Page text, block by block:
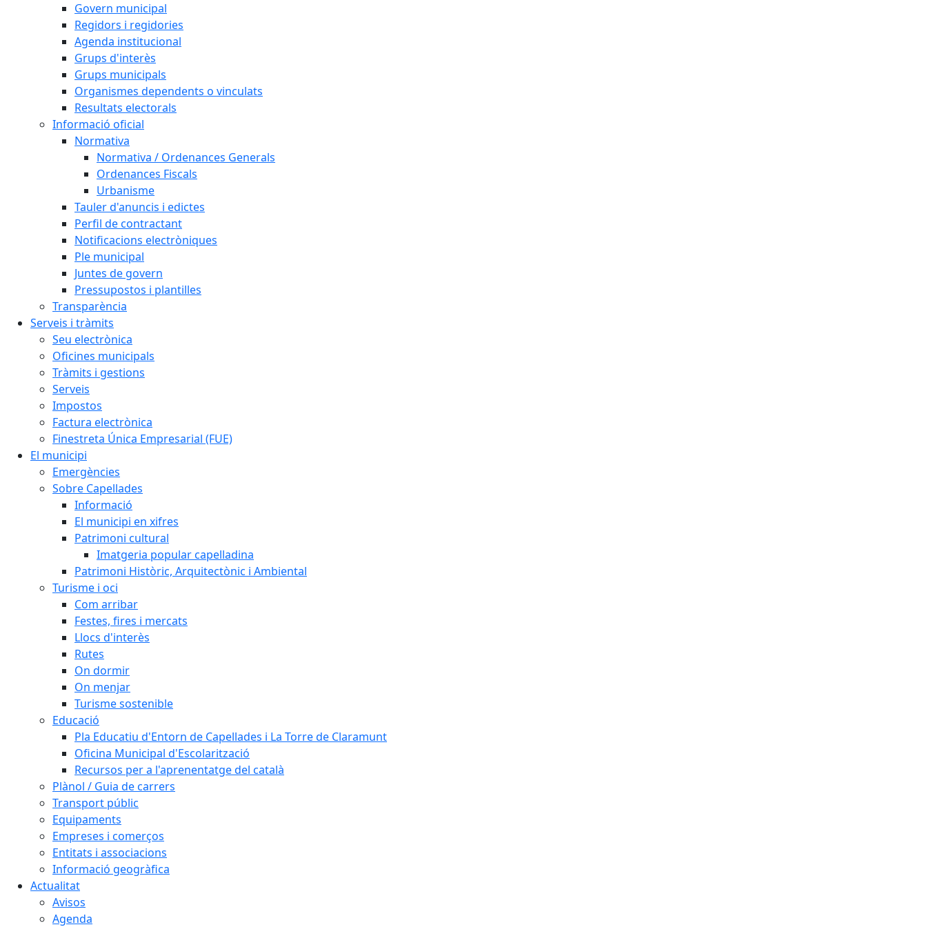
Govern municipal
Regidors i regidories
Agenda institucional
Grups d'interès
Grups municipals
Organismes dependents o vinculats
Resultats electorals
Informació oficial
Normativa
Normativa / Ordenances Generals
Ordenances Fiscals
Urbanisme
Tauler d'anuncis i edictes
Perfil de contractant
Notificacions electròniques
Ple municipal
Juntes de govern
Pressupostos i plantilles
Transparència
Serveis i tràmits
Seu electrònica
Oficines municipals
Tràmits i gestions
Serveis
Impostos
Factura electrònica
Finestreta Única Empresarial (FUE)
El municipi
Emergències
Sobre Capellades
Informació
El municipi en xifres
Patrimoni cultural
Imatgeria popular capelladina
Patrimoni Històric, Arquitectònic i Ambiental
Turisme i oci
Com arribar
Festes, fires i mercats
Llocs d'interès
Rutes
On dormir
On menjar
Turisme sostenible
Educació
Pla Educatiu d'Entorn de Capellades i La Torre de Claramunt
Oficina Municipal d'Escolarització
Recursos per a l'aprenentatge del català
Plànol / Guia de carrers
Transport públic
Equipaments
Empreses i comerços
Entitats i associacions
Informació geogràfica
Actualitat
Avisos
Agenda